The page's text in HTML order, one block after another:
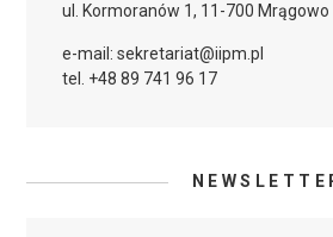
ul. Kormoranów 1, 11-700 Mrągowo
e-mail: sekretariat@iipm.pl
tel. +48 89 741 96 17